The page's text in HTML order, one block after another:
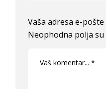
Vaša adresa e-
Neophodna polja